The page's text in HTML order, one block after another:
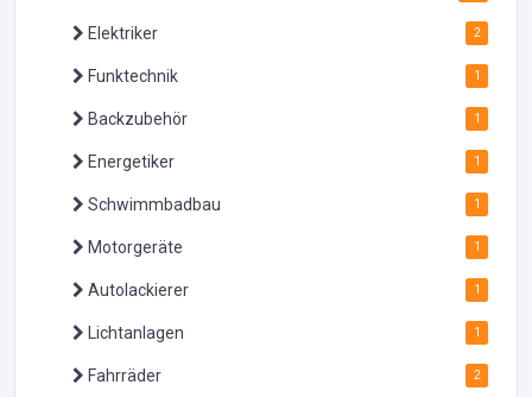
Elektriker 2
Funktechnik 1
Backzubehör 1
Energetiker 1
Schwimmbadbau 1
Motorgeräte 1
Autolackierer 1
Lichtanlagen 1
Fahrräder 2